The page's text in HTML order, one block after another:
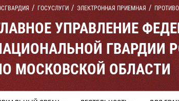
ГОСУСЛУГИ ЭЛЕКТРОННАЯ ПРИЕМНАЯ
УПРАВЛЕНИЕ
ГВАРДИИ
МОСКОВСКОЙ ОБЛАСТИ